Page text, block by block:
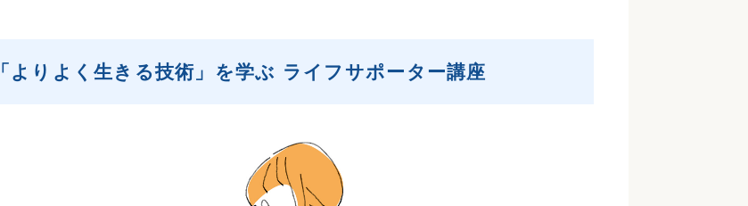
「よりよく生きる技術」を学ぶ ライフサポーター講座